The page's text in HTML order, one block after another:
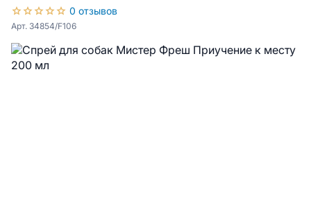
0 отзывов
Арт. 34854/F106